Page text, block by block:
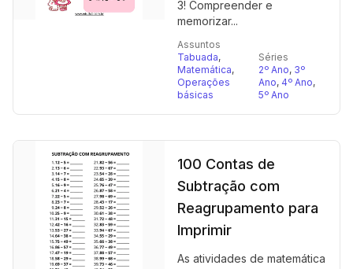
3! Compreender e
memorizar...
Assuntos
Tabuada,
Matemática,
Operações
básicas
Séries
2º Ano, 3º
Ano, 4º Ano,
5º Ano
100 Contas de
Subtração com
Reagrupamento para
Imprimir
As atividades de matemática